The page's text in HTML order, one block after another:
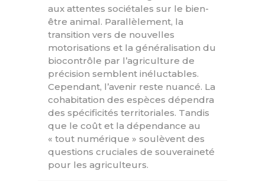
aux attentes sociétales sur le bien-
être animal. Parallèlement, la
transition vers de nouvelles
motorisations et la généralisation du
biocontrôle par l’agriculture de
précision semblent inéluctables.
Cependant, l’avenir reste nuancé. La
cohabitation des espèces dépendra
des spécificités territoriales. Tandis
que le coût et la dépendance au
« tout numérique » soulèvent des
questions cruciales de souveraineté
pour les agriculteurs.